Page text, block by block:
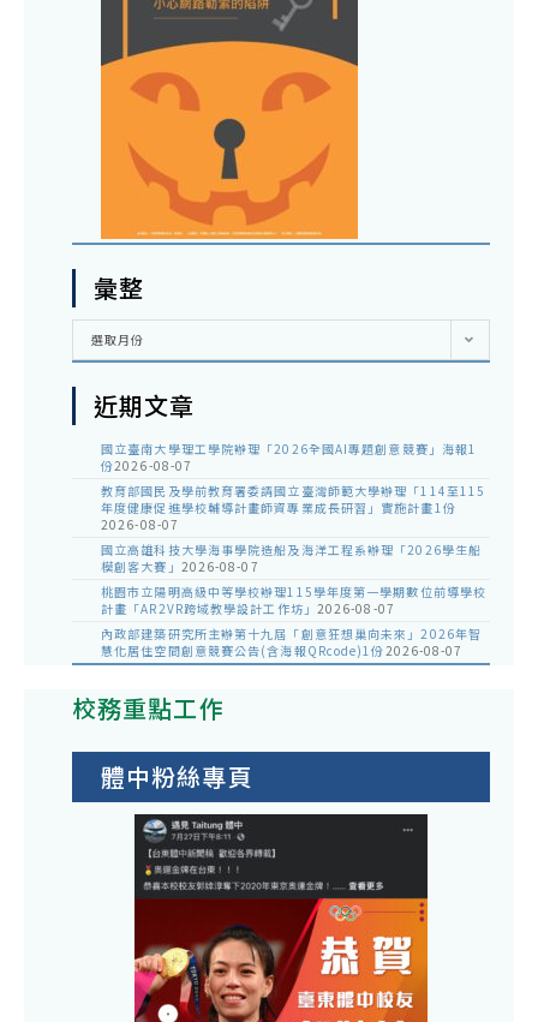
彙整
彙
選取月份
近期文章
國立臺南大學理工學院辦理「2026全國AI專題創意競賽」海報1
份2026-08-07
教育部國民及學前教育署委請國立臺灣師範大學辦理「114至115
年度健康促進學校輔導計畫師資專業成長研習」實施計畫1份
2026-08-07
國立高雄科技大學海事學院造船及海洋工程系辦理「2026學生船
模創客大賽」 2026-08-07
桃園市立陽明高級中等學校辦理115學年度第一學期數位前導學校
計畫「AR2VR跨域教學設計工作坊」 2026-08-07
內政部建築研究所主辦第十九屆「創意狂想巢向未來」2026年智
慧化居住空間創意競賽公告(含海報QRcode)1份2026-08-07
校務重點工作
體中粉絲專頁